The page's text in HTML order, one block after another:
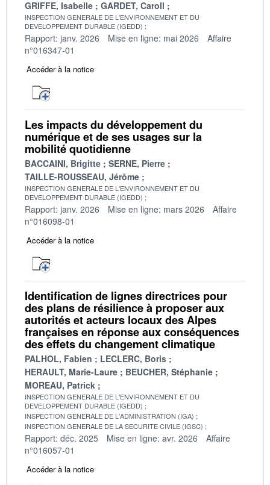
GRIFFE, Isabelle GARDET, Caroll
INSPECTION GENERALE DE L'ENVIRONNEMENT ET DU
DEVELOPPEMENT DURABLE (IGEDD)
Rapport: janv. 2026 Mise en ligne: mai 2026
Affaire
n°016347-01
Accéder à la notice
Les impacts du développement du
numérique et de ses usages sur la
mobilité quotidienne
BACCAINI, Brigitte
SERNE, Pierre
TAILLE-ROUSSEAU, Jérôme
INSPECTION GENERALE DE L'ENVIRONNEMENT ET DU
DEVELOPPEMENT DURABLE (IGEDD)
Rapport: janv. 2026 Mise en ligne: mars 2026
Affaire
n°016098-01
Accéder à la notice
Identification de lignes directrices pour
des plans de résilience à proposer aux
autorités et acteurs locaux des Alpes
françaises en réponse aux conséquences
des effets du changement climatique
PALHOL, Fabien
LECLERC, Boris
HERAULT, Marie-Laure
BEUCHER, Stéphanie
MOREAU, Patrick
INSPECTION GENERALE DE L'ENVIRONNEMENT ET DU
DEVELOPPEMENT DURABLE (IGEDD)
INSPECTION GENERALE DE L'ADMINISTRATION (IGA)
INSPECTION GENERALE DE LA SECURITE CIVILE (IGSC)
Rapport: déc. 2025 Mise en ligne: avr. 2026
Affaire
n°016057-01
Accéder à la notice